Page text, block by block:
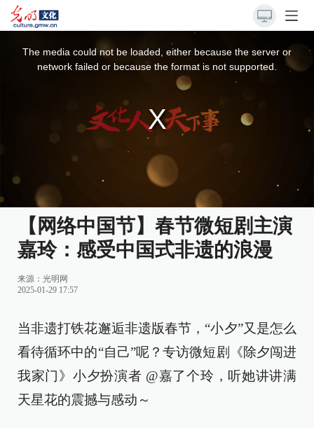
The media could not be loaded, either because the server or
network failed or because the format is not supported.
【网络中国节】春节微短剧主演
嘉玲：感受中国式非遗的浪漫
来源： 光明网
2025-01-29 17:57
当非遗打铁花邂逅非遗版春节，“小夕”又是怎么
看待循环中的“自己”呢？专访微短剧《除夕闯进
我家门》小夕扮演者 @嘉了个玲，听她讲讲满
天星花的震撼与感动～